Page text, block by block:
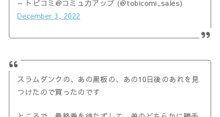
— トビコミ@コミュ力アップ (@tobicomi_sales)
December 3, 2022
スラムダンクの、あの黒板の、あの10日後のあれを見
つけたので買ったのです